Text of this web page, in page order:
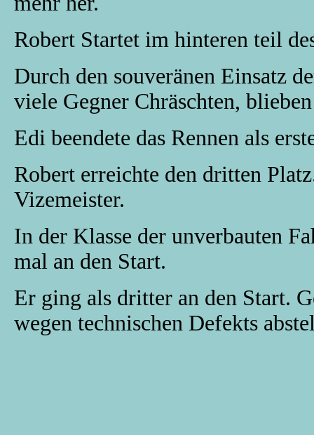
Robert Startet im hinteren teil
Durch den souveränen Einsatz
viele Gegner Chräschten,
Edi beendete das Rennen als
Robert erreichte den dritten
Vizemeister.
In der Klasse der unverbauten
mal an den Start.
Er ging als dritter an den Start.
wegen technischen Defekts